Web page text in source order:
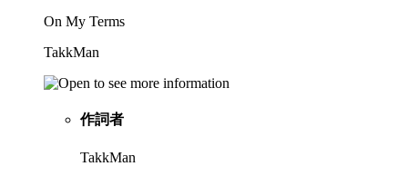
On My Terms
TakkMan
作詞者
TakkMan